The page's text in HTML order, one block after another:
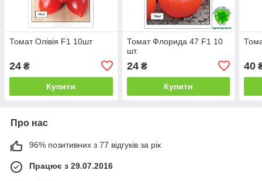
Томат Олівія F1 10шт
24 ₴
Купити
Томат Флорида 47 F1 10
шт.
24₴
Купити
40
Про нас
96% позитивних з 77 відгуків за рік
Працює з 29.07.2016